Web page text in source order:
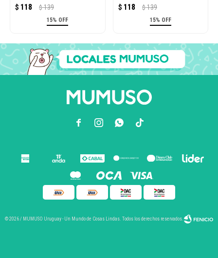
$ 118 $ 139
15% OFF
$ 118 $ 139
15% OFF
  
© 2026 / MUMUSO Uruguay - Un Mundo de Cosas Lindas. Todos los derechos reservados.